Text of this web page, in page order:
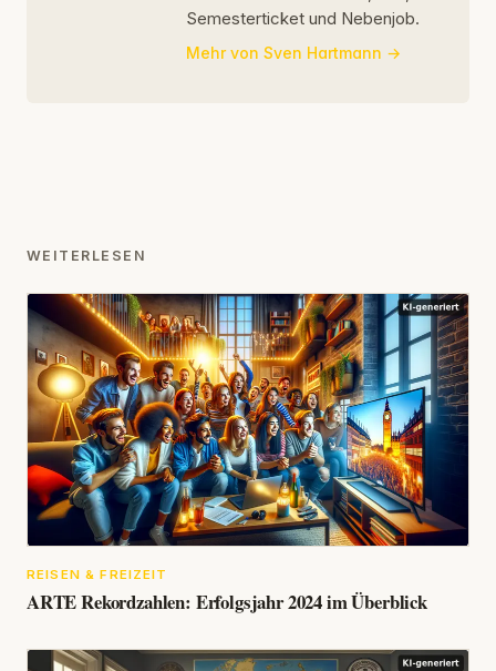
Semesterticket und Nebenjob.
Mehr von Sven Hartmann
WEITERLESEN
REISEN & FREIZEIT
ARTE Rekordzahlen: Erfolgsjahr 2024 im Überblick